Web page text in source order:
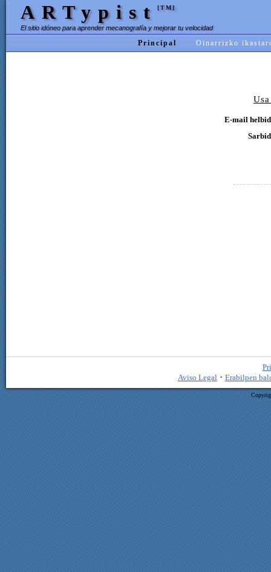
ARTypist [TM]
El sitio idóneo para aprender mecanografía y mejorar tu velocidad
Principal Oinarrizko
E-mail
Aviso Legal · Erabilpen